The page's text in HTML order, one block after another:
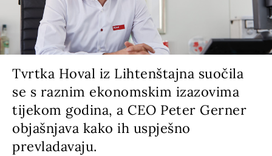
Tvrtka Hoval iz Lihtenštajna suočila
se s raznim ekonomskim izazovima
tijekom godina, a CEO Peter Gerner
objašnjava kako ih uspješno
prevladavaju.